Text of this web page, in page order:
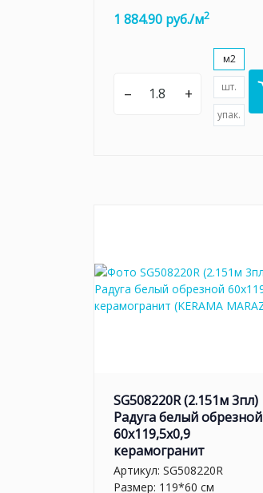
1 884.90 руб./м2
– +
м2
шт.
упак.
SG508220R (2.151м 3пл)
Радуга белый обрезной
60x119,5x0,9
керамогранит
Артикул: SG508220R
Размер: 119*60 см